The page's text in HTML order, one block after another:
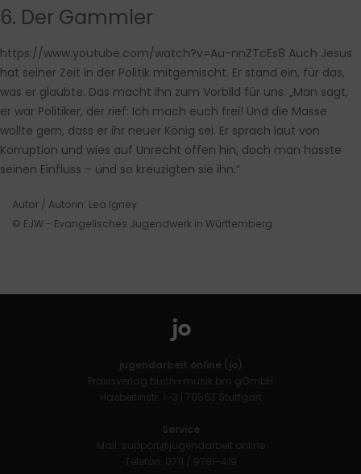
6. Der Gammler
https://www.youtube.com/watch?v=Au-nnZTcEs8 Auch Jesus
hat seiner Zeit in der Politik mitgemischt. Er stand ein, für das,
was er glaubte. Das macht ihn zum Vorbild für uns. „Man sagt,
er war Politiker, der rief: Ich mach euch frei! Und die Masse
wollte gern, dass er ihr neuer König sei. Er sprach laut von
Korruption und wies auf Unrecht offen hin, doch man hasste
seinen Einfluss – und so kreuzigten sie ihn.“
Autor / Autorin: Lea Igney
© EJW - Evangelisches Jugendwerk in Württemberg
jugendarbeit.online (jo)
Praxisverlag buch+musik bm gGmbH
Haeberlinstr. 1–3 | 70563 Stuttgart
Service
Mail: support@jugendarbeit.online
Telefon: 0711 / 9781-419